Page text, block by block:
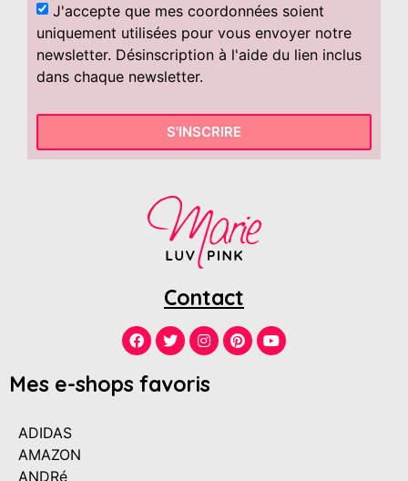
J'accepte que mes coordonnées soient
uniquement utilisées pour vous envoyer notre
newsletter. Désinscription à l'aide du lien inclus
dans chaque newsletter.
S'INSCRIRE
Contact
Mes e-shops favoris
ADIDAS
AMAZON
ANDRé